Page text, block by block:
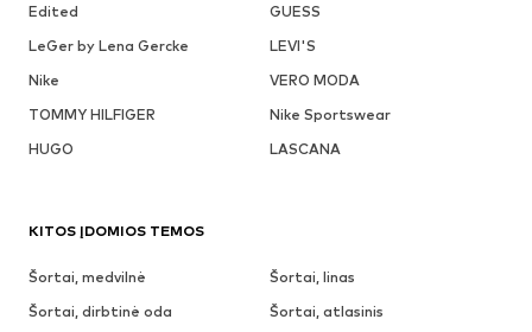
Edited
GUESS
LeGer by Lena Gercke
LEVI'S
Nike
VERO MODA
TOMMY HILFIGER
Nike Sportswear
HUGO
LASCANA
KITOS ĮDOMIOS TEMOS
Šortai, medvilnė
Šortai, linas
Šortai, dirbtinė oda
Šortai, atlasinis